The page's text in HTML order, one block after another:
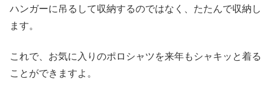
ハンガーに吊るして収納するのではなく、たたんで収納し
ます。
これで、お気に入りのポロシャツを来年もシャキッと着る
ことができますよ。